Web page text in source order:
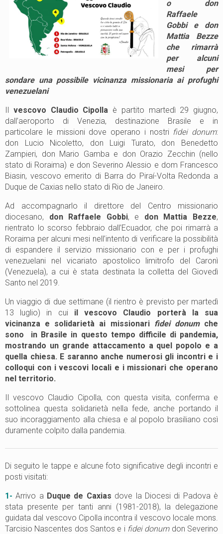
o don
Raffaele
Gobbi e don
Mattia Bezze
che rimarrà
per alcuni
mesi per
sondare una possibile vicinanza missionaria ai profughi
venezuelani
Il vescovo Claudio Cipolla è partito martedì 29 giugno,
dall’aeroporto di Venezia, destinazione Brasile e in
particolare le missioni dove operano i nostri fidei donum:
don Lucio Nicoletto, don Luigi Turato, don Benedetto
Zampieri, don Mario Gamba e don Orazio Zecchin (nello
stato di Roraima) e don Severino Alessio e dom Francesco
Biasin, vescovo emerito di Barra do Piraí-Volta Redonda a
Duque de Caxias nello stato di Rio de Janeiro.
Ad accompagnarlo il direttore del Centro missionario
diocesano, don Raffaele Gobbi, e don Mattia Bezze,
rientrato lo scorso febbraio dall’Ecuador, che poi rimarrà a
Roraima per alcuni mesi nell’intento di verificare la possibilità
di espandere il servizio missionario con e per i profughi
venezuelani nel vicariato apostolico limitrofo del Caronì
(Venezuela), a cui è stata destinata la colletta del Giovedì
Santo nel 2019.
Un viaggio di due settimane (il rientro è previsto per martedì
13 luglio) in cui il vescovo Claudio porterà la sua
vicinanza e solidarietà ai missionari fidei donumche
sono in Brasile in questo tempo difficile di pandemia,
mostrando un grande attaccamento a quel popolo e a
quella chiesa. E saranno anche numerosi gli incontri e i
colloqui con i vescovi locali e i missionari che operano
nel territorio.
Il vescovo Claudio Cipolla, con questa visita, conferma e
sottolinea questa solidarietà nella fede, anche portando il
suo incoraggiamento alla chiesa e al popolo brasiliano così
duramente colpito dalla pandemia.
Di seguito le tappe e alcune foto significative degli incontri e
posti visitati:
1- Arrivo a Duque de Caxias dove la Diocesi di Padova è
stata presente per tanti anni (1981-2018), la delegazione
guidata dal vescovo Cipolla incontra il vescovo locale mons.
Tarcisio Nascentes dos Santos e i fidei donumdon Severino